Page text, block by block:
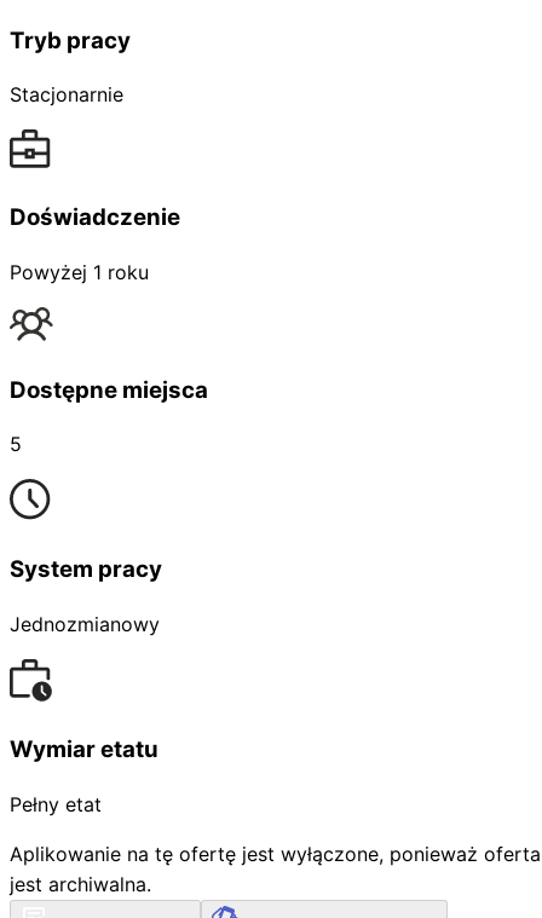
Tryb pracy
Stacjonarnie
Doświadczenie
Powyżej 1 roku
Dostępne miejsca
5
System pracy
Jednozmianowy
Wymiar etatu
Pełny etat
Aplikowanie na tę ofertę jest wyłączone, ponieważ oferta
jest archiwalna.